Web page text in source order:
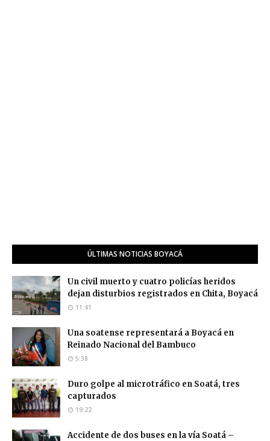
ÚLTIMAS NOTICIAS BOYACÁ
Un civil muerto y cuatro policías heridos
dejan disturbios registrados en Chita, Boyacá
11:41
Una soatense representará a Boyacá en
Reinado Nacional del Bambuco
5:38
Duro golpe al microtráfico en Soatá, tres
capturados
19:22
Accidente de dos buses en la vía Soatá –